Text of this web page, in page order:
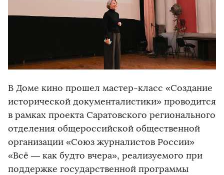
В Доме кино прошел мастер-класс «Создание
исторической документалистики» проводится
в рамках проекта Саратовского регионального
отделения общероссийской общественной
организации «Союз журналистов России»
«Всё — как будто вчера», реализуемого при
поддержке государственной программы